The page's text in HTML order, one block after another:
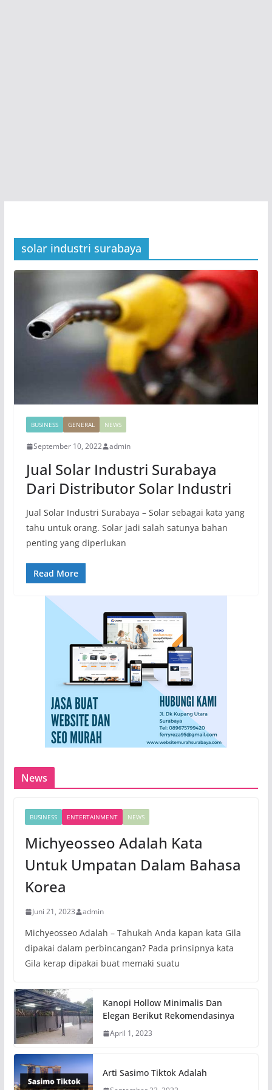
solar industri surabaya
BUSINESS GENERAL NEWS
September 10, 2022 admin
Jual Solar Industri Surabaya
Dari Distributor Solar Industri
Jual Solar Industri Surabaya – Solar sebagai kata yang
tahu untuk orang. Solar jadi salah satunya bahan
penting yang diperlukan
Read More
News
BUSINESS ENTERTAINMENT NEWS
Michyeosseo Adalah Kata
Untuk Umpatan Dalam Bahasa
Korea
Juni 21, 2023 admin
Michyeosseo Adalah – Tahukah Anda kapan kata Gila
dipakai dalam perbincangan? Pada prinsipnya kata
Gila kerap dipakai buat memaki suatu
Kanopi Hollow Minimalis Dan
Elegan Berikut Rekomendasinya
April 1, 2023
Arti Sasimo Tiktok Adalah